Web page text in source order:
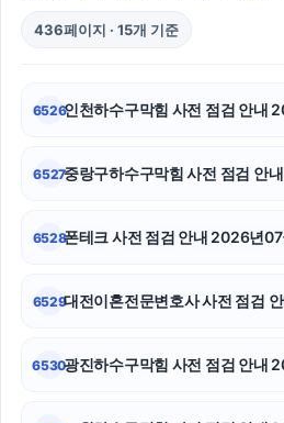
436페이지 · 15개 기준
6526인천하수구막힘 사전 점검 안내
6527중랑구하수구막힘 사전 점검 안
6528폰테크 사전 점검 안내 2026년
6529대전이혼전문변호사 사전 점검
6530광진하수구막힘 사전 점검 안내